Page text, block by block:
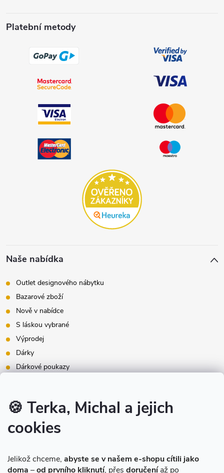
🍪 Terka, Michal a jejich
cookies
Jelikož chceme, abyste se v našem e-shopu cítili jako
doma –od prvního kliknutí, přes doručeníaž po
Platební metody
Naše nabídka
Outlet designového nábytku
Bazarové zboží
Nově v nabídce
S láskou vybrané
Výprodej
Dárky
Dárkové poukazy
Instagram